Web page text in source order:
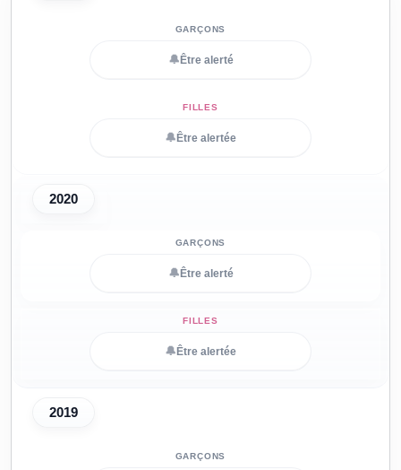
🔔 Être alerté
🔔 Être alertée
2020
🔔 Être alerté
🔔 Être alertée
2019